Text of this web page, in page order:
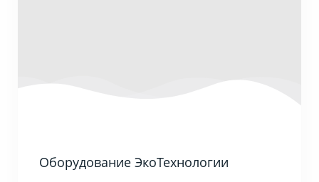
Оборудование ЭкоТехнологии